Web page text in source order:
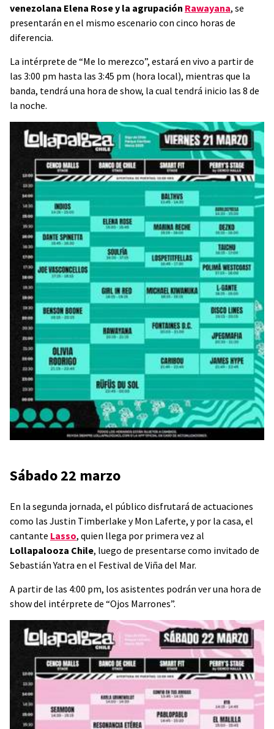
venezolana Elena Rose y la agrupación Rawayana, se
presentarán en el mismo escenario con cinco horas de
diferencia.
La intérprete de “Me lo merezco”, estará en vivo a partir de
las 3:00 pm hasta las 3:45 pm (hora local), mientras que la
banda, tendrá una hora de show, la cual tendrá inicio las 8 de
la noche.
Sábado 22 marzo
En la segunda jornada, el público disfrutará de actuaciones
como las Justin Timberlake y Mon Laferte, y por la casa, el
cantante Lasso, quien llega por primera vez al
Lollapalooza Chile, luego de presentarse como invitado de
Sebastián Yatra en el Festival de Viña del Mar.
A partir de las 4:00 pm, los asistentes podrán ver una hora de
show del intérprete de “Ojos Marrones”.